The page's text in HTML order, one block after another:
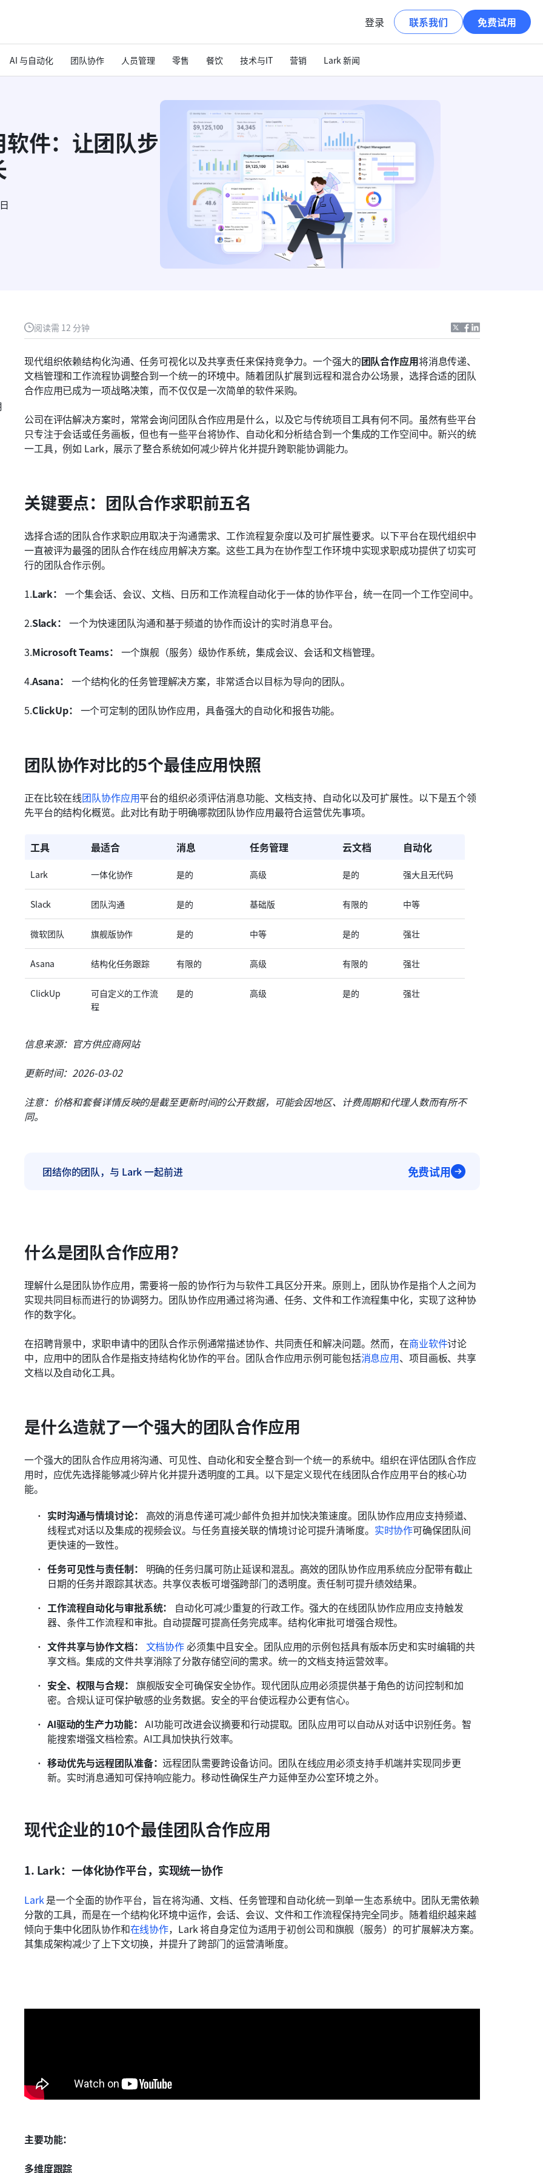
登录 联系我们 免费试用
AI 与自动化 团队协作 人员管理 零售 餐饮 技术与IT 营销 Lark 新闻
件：让团队步
阅读需 12 分钟
现代组织依赖结构化沟通、任务可视化以及共享责任来保持竞争力。一个强大的团队合作应用将消息传递、
文档管理和工作流程协调整合到一个统一的环境中。随着团队扩展到远程和混合办公场景，选择合适的团队
合作应用已成为一项战略决策，而不仅仅是一次简单的软件采购。
公司在评估解决方案时，常常会询问团队合作应用是什么，以及它与传统项目工具有何不同。虽然有些平台
只专注于会话或任务画板，但也有一些平台将协作、自动化和分析结合到一个集成的工作空间中。新兴的统
一工具，例如 Lark，展示了整合系统如何减少碎片化并提升跨职能协调能力。
关键要点：团队合作求职前五名
选择合适的团队合作求职应用取决于沟通需求、工作流程复杂度以及可扩展性要求。以下平台在现代组织中
一直被评为最强的团队合作在线应用解决方案。这些工具为在协作型工作环境中实现求职成功提供了切实可
行的团队合作示例。
1.Lark： 一个集会话、会议、文档、日历和工作流程自动化于一体的协作平台，统一在同一个工作空间中。
2.Slack： 一个为快速团队沟通和基于频道的协作而设计的实时消息平台。
3.Microsoft Teams： 一个旗舰（服务）级协作系统，集成会议、会话和文档管理。
4.Asana： 一个结构化的任务管理解决方案，非常适合以目标为导向的团队。
5.ClickUp： 一个可定制的团队协作应用，具备强大的自动化和报告功能。
团队协作对比的5个最佳应用快照
正在比较在线团队协作应用平台的组织必须评估消息功能、文档支持、自动化以及可扩展性。以下是五个领
先平台的结构化概览。此对比有助于明确哪款团队协作应用最符合运营优先事项。
工具 最适合 消息 任务管理 云文档 自动化
Lark 一体化协作 是的 高级 是的 强大且无代码
Slack 团队沟通 是的 基础版 有限的 中等
微软团队 旗舰版协作 是的 中等 是的 强壮
Asana 结构化任务跟踪 有限的 高级 有限的 强壮
ClickUp
可自定义的工作流
程
是的 高级 是的 强壮
信息来源：官方供应商网站
更新时间：2026-03-02
注意：价格和套餐详情反映的是截至更新时间的公开数据，可能会因地区、计费周期和代理人数而有所不
同。
团结你的团队，与 Lark 一起前进 免费试用
什么是团队合作应用？
理解什么是团队协作应用，需要将一般的协作行为与软件工具区分开来。原则上，团队协作是指个人之间为
实现共同目标而进行的协调努力。团队协作应用通过将沟通、任务、文件和工作流程集中化，实现了这种协
作的数字化。
在招聘背景中，求职申请中的团队合作示例通常描述协作、共同责任和解决问题。然而，在商业软件讨论
中，应用中的团队合作是指支持结构化协作的平台。团队合作应用示例可能包括消息应用、项目画板、共享
文档以及自动化工具。
是什么造就了一个强大的团队合作应用
一个强大的团队合作应用将沟通、可见性、自动化和安全整合到一个统一的系统中。组织在评估团队合作应
用时，应优先选择能够减少碎片化并提升透明度的工具。以下是定义现代在线团队合作应用平台的核心功
能。
实时沟通与情境讨论：
高效的消息传递可减少邮件负担并加快决策速度。团队协作应用应支持频道、
线程式对话以及集成的视频会议。与任务直接关联的情境讨论可提升清晰度。 实时协作可确保团队间
更快速的一致性。
任务可见性与责任制：
明确的任务归属可防止延误和混乱。高效的团队协作应用系统应分配带有截止
日期的任务并跟踪其状态。共享仪表板可增强跨部门的透明度。责任制可提升绩效结果。
工作流程自动化与审批系统：
自动化可减少重复的行政工作。强大的在线团队协作应用应支持触发
器、条件工作流程和审批。自动提醒可提高任务完成率。结构化审批可增强合规性。
文件共享与协作文档： 文档协作 必须集中且安全。团队应用的示例包括具有版本历史和实时编辑的共
享文档。集成的文件共享消除了分散存储空间的需求。统一的文档支持运营效率。
安全、权限与合规： 旗舰版安全可确保安全协作。现代团队应用必须提供基于角色的访问控制和加
密。合规认证可保护敏感的业务数据。安全的平台使远程办公更有信心。
AI驱动的生产力功能： AI功能可改进会议摘要和行动提取。团队应用可以自动从对话中识别任务。智
能搜索增强文档检索。AI工具加快执行效率。
移动优先与远程团队准备：远程团队需要跨设备访问。团队在线应用必须支持手机端并实现同步更
新。实时消息通知可保持响应能力。移动性确保生产力延伸至办公室环境之外。
现代企业的10个最佳团队合作应用
1. Lark：一体化协作平台，实现统一协作
Lark 是一个全面的协作平台，旨在将沟通、文档、任务管理和自动化统一到单一生态系统中。团队无需依赖
分散的工具，而是在一个结构化环境中运作，会话、会议、文件和工作流程保持完全同步。随着组织越来越
倾向于集中化团队协作和在线协作，Lark 将自身定位为适用于初创公司和旗舰（服务）的可扩展解决方案。
其集成架构减少了上下文切换，并提升了跨部门的运营清晰度。
主要功能：
多维度跟踪